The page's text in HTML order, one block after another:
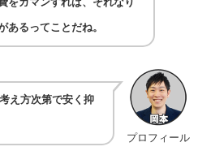
をガマンすれば、それなり
あるってことだね。
プロフィール
え方次第で安く抑